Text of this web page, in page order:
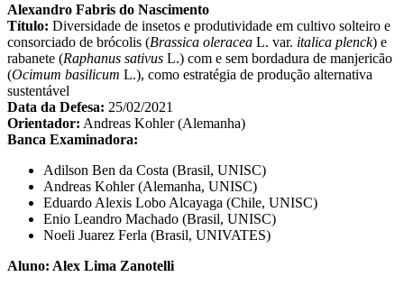
Alexandro Fabris do Nascimento
Título: Diversidade de insetos e produtividade em cultivo solteiro e
consorciado de brócolis (Brassica oleracea L. var. italica plenck) e
rabanete (Raphanus sativus L.) com e sem bordadura de manjericão
(Ocimum basilicum L.), como estratégia de produção alternativa
sustentável
Data da Defesa: 25/02/2021
Orientador: Andreas Kohler (Alemanha)
Banca Examinadora:
Adilson Ben da Costa (Brasil, UNISC)
Andreas Kohler (Alemanha, UNISC)
Eduardo Alexis Lobo Alcayaga (Chile, UNISC)
Enio Leandro Machado (Brasil, UNISC)
Noeli Juarez Ferla (Brasil, UNIVATES)
Aluno: Alex Lima Zanotelli